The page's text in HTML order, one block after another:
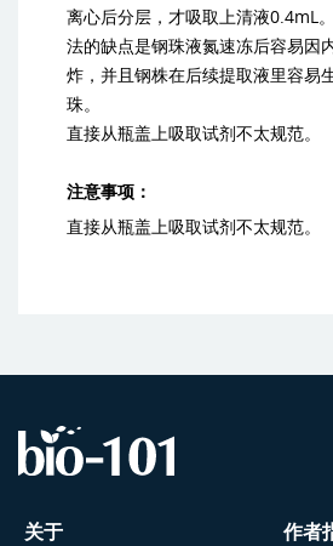
离心后分层，才吸取上清液0.4mL
法的缺点是钢珠液氮速冻后容易因
炸，并且钢株在后续提取液里容易
珠。
直接从瓶盖上吸取试剂不太规范。
注意事项：
直接从瓶盖上吸取试剂不太规范。
关于 作者